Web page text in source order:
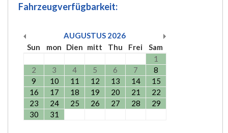
Fahrzeugverfügbarkeit:
AUGUSTUS 2026
Sun
mon Dien mitt Thu Frei
Sam
1
2
3 4 5 6 7
8
9
10 11 12 13 14
15
16
17 18 19 20 21
22
23
24 25 26 27 28
29
30
31